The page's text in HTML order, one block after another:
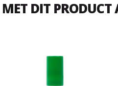
MET DIT PRODUCT